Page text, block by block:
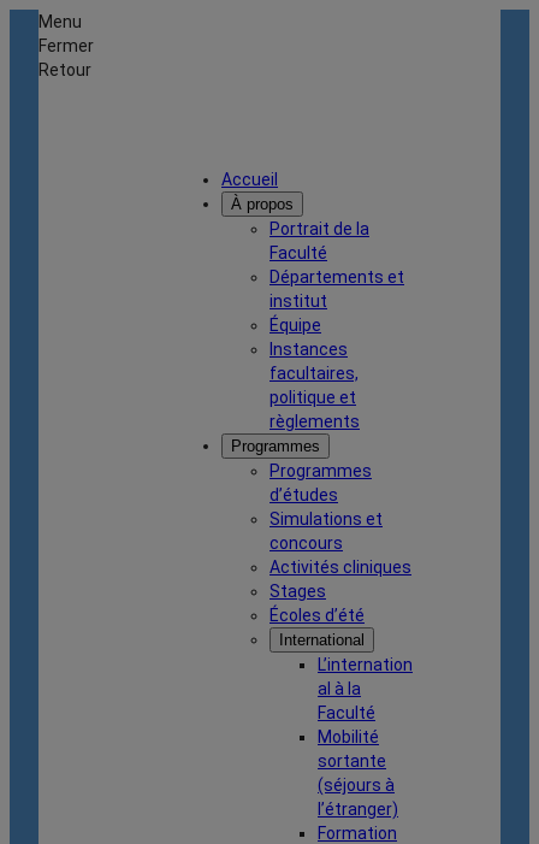
Menu
Fermer
Retour
Accueil
À propos
Portrait de la
Faculté
Départements et
institut
Équipe
Instances
facultaires,
politique et
règlements
Programmes
Programmes
d’études
Simulations et
concours
Activités cliniques
Stages
Écoles d’été
International
L’internation
al à la
Faculté
Mobilité
sortante
(séjours à
l’étranger)
Formation